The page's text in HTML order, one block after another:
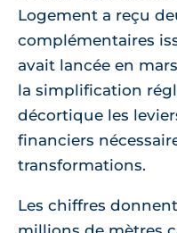
Logement a reçu
complémentaires
avait lancée en
la simplification
décortique les
financiers
transformations.
Les chiffres